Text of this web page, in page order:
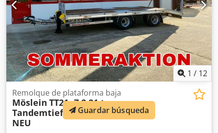
1 / 12
Remolque de plataforma baja
Möslein TT21- 7,2 21 t
Tandemtieflader, Luftgefedert,
NEU
Guardar búsqueda